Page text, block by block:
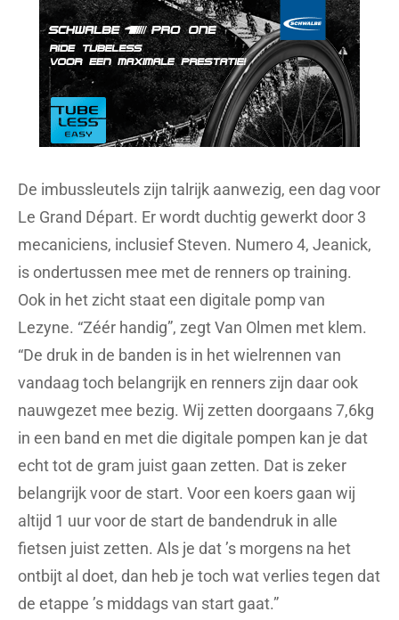
De imbussleutels zijn talrijk aanwezig, een dag voor
Le Grand Départ. Er wordt duchtig gewerkt door 3
mecaniciens, inclusief Steven. Numero 4, Jeanick,
is ondertussen mee met de renners op training.
Ook in het zicht staat een digitale pomp van
Lezyne. “Zéér handig”, zegt Van Olmen met klem.
“De druk in de banden is in het wielrennen van
vandaag toch belangrijk en renners zijn daar ook
nauwgezet mee bezig. Wij zetten doorgaans 7,6kg
in een band en met die digitale pompen kan je dat
echt tot de gram juist gaan zetten. Dat is zeker
belangrijk voor de start. Voor een koers gaan wij
altijd 1 uur voor de start de bandendruk in alle
fietsen juist zetten. Als je dat ’s morgens na het
ontbijt al doet, dan heb je toch wat verlies tegen dat
de etappe ’s middags van start gaat.”